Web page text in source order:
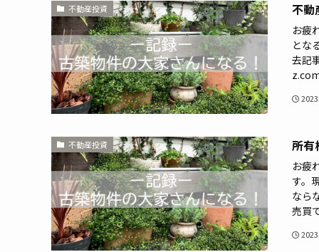
不動産投資 不動
お疲
とな
去記
不動産投資 所有
お疲
す。
なら
売買